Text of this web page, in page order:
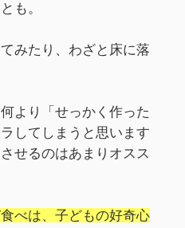
も。
みたり、わざと床に落
より「せっかく作った
してしまうと思います
せるのはあまりオスス
べは、子どもの好奇心